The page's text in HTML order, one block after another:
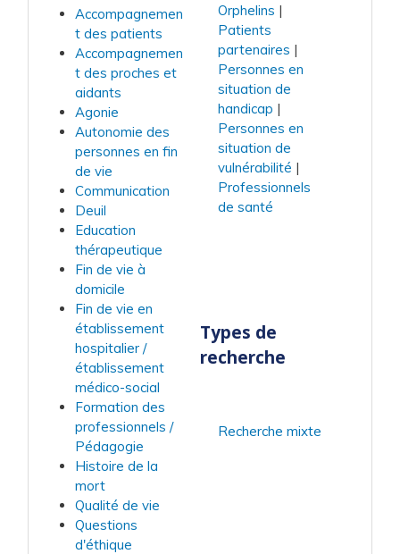
Accompagnemen
t des patients
Accompagnemen
t des proches et
aidants
Agonie
Autonomie des
personnes en fin
de vie
Communication
Deuil
Education
thérapeutique
Fin de vie à
domicile
Fin de vie en
établissement
hospitalier /
établissement
médico-social
Formation des
professionnels /
Pédagogie
Histoire de la
mort
Qualité de vie
Questions
d'éthique
Orphelins
Patients
partenaires
Personnes en
situation de
handicap
Personnes en
situation de
vulnérabilité
Professionnels
de santé
Types de
recherche
Recherche mixte